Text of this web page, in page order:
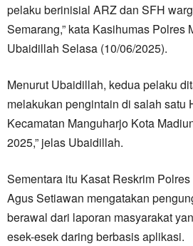
pelaku berinisial ARZ dan SFH
Semarang,” kata Kasihumas Polres
Ubaidillah Selasa (10/06/2025).
Menurut Ubaidillah, kedua pelaku
melakukan pengintain di salah satu
Kecamatan Manguharjo Kota
2025,” jelas Ubaidillah.
Sementara itu Kasat Reskrim
Agus Setiawan mengatakan
berawal dari laporan masyarakat
esek-esek daring berbasis aplikasi.